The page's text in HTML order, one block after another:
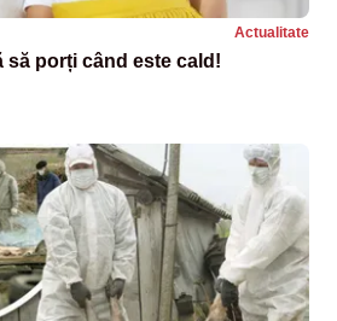
Actualitate
să porți când este cald!